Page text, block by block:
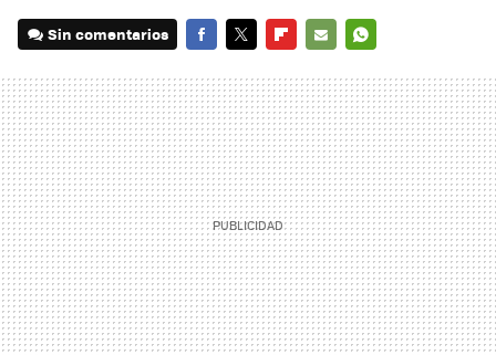
Sin comentarios
MAIL